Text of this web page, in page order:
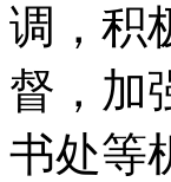
调，积
督，加
书处等